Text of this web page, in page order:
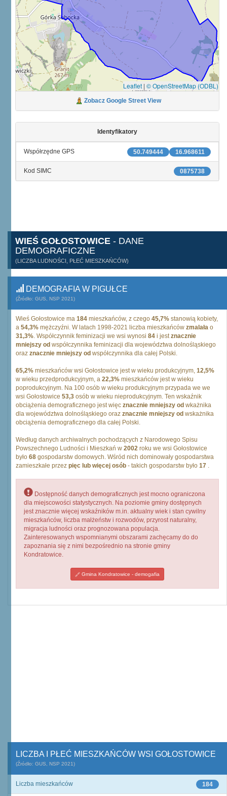
Leaflet | © OpenStreetMap (ODBL)
Zobacz Google Street View
Identyfikatory
16.968611
50.749444
Współrzędne GPS
0875738
Kod SIMC
WIEŚ GOŁOSTOWICE - DANE
DEMOGRAFICZNE
(LICZBA LUDNOŚCI, PŁEĆ MIESZKAŃCÓW)
DEMOGRAFIA W PIGUŁCE
(Źródło: GUS, NSP 2021)
Wieś Gołostowice ma 184 mieszkańców, z czego 45,7% stanowią kobiety,
a 54,3% mężczyźni. W latach 1998-2021 liczba mieszkańców zmalała o
31,3%. Współczynnik feminizacji we wsi wynosi 84 i jestznacznie
mniejszy od współczynnika feminizacji dla województwa dolnośląskiego
oraz znacznie mniejszy od współczynnika dla całej Polski.
65,2% mieszkańców wsi Gołostowice jest w wieku produkcyjnym, 12,5%
w wieku przedprodukcyjnym, a 22,3% mieszkańców jest w wieku
poprodukcyjnym. Na 100 osób w wieku produkcyjnym przypada we we
wsi Gołostowice 53,3 osób w wieku nieprodukcyjnym. Ten wskaźnik
obciążenia demograficznego jest więc znacznie mniejszy od wkażnika
dla województwa dolnośląskiego oraz znacznie mniejszy od wskażnika
obciążenia demograficznego dla całej Polski.
Według danych archiwalnych pochodzących z Narodowego Spisu
Powszechnego Ludności i Mieszkań w 2002 roku we wsi Gołostowice
było 68 gospodarstw domowych. Wśród nich dominowały gospodarstwa
zamieszkałe przez pięc lub więcej osób - takich gospodarstw było 17 .
Dostępność danych demograficznych jest mocno ograniczona
dla miejscowości statystycznych. Na poziomie gminy dostępnych
jest znacznie więcej wskaźników m.in. aktualny wiek i stan cywilny
mieszkańców, liczba małżeństw i rozwodów, przyrost naturalny,
migracja ludności oraz prognozowana populacja.
Zainteresowanych wspomnianymi obszarami zachęcamy do do
zapoznania się z nimi bezpośrednio na stronie gminy
Kondratowice.
Gmina Kondratowice - demogafia
LICZBA I PŁEĆ MIESZKAŃCÓW WSI GOŁOSTOWICE
(Źródło: GUS, NSP 2021)
184
Liczba mieszkańców